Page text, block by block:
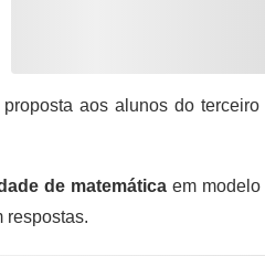
proposta aos alunos do
de matemática em
respostas.